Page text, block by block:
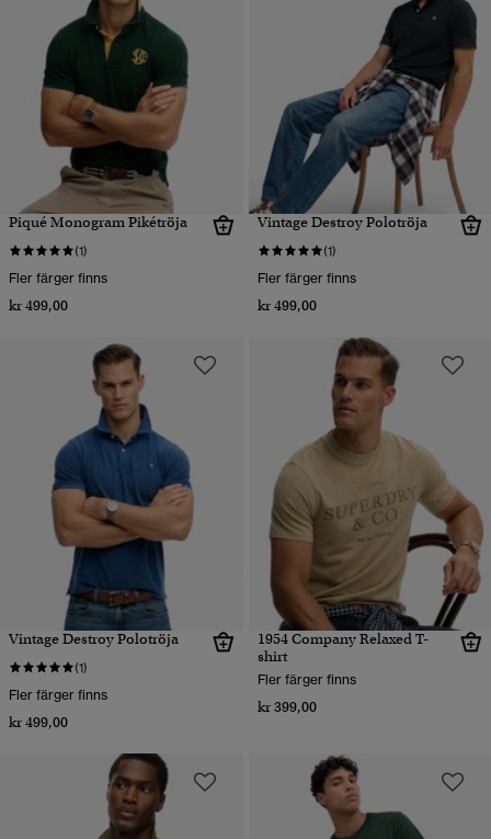
Piqué Monogram Pikétröja
(1)
Fler färger finns
kr 499,00
Vintage Destroy Polotröja
(1)
Fler färger finns
kr 499,00
Vintage Destroy Polotröja
(1)
Fler färger finns
kr 499,00
1954 Company Relaxed T-
shirt
Fler färger finns
kr 399,00